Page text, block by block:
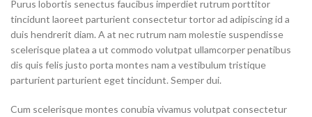
Purus lobortis senectus faucibus imperdiet rutrum porttitor
tincidunt laoreet parturient consectetur tortor ad adipiscing id a
duis hendrerit diam. A at nec rutrum nam molestie suspendisse
scelerisque platea a ut commodo volutpat ullamcorper penatibus
dis quis felis justo porta montes nam a vestibulum tristique
parturient parturient eget tincidunt. Semper dui.
Cum scelerisque montes conubia vivamus volutpat consectetur